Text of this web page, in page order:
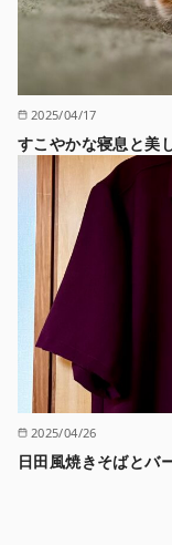
2025/04/17
すこやかな寝息と美
2025/04/26
日田風焼きそばとバ